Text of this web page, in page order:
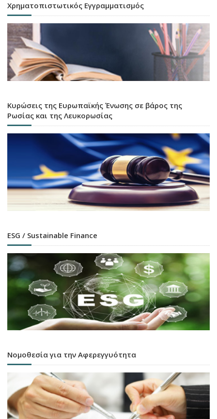
Χρηματοπιστωτικός Εγγραμματισμός
Κυρώσεις της Ευρωπαϊκής Ένωσης σε βάρος της
Ρωσίας και της Λευκορωσίας
ESG / Sustainable Finance
Νομοθεσία για την Αφερεγγυότητα